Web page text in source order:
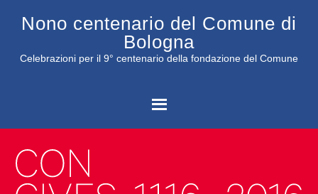
Nono centenario del Comune di
Bologna
Celebrazioni per il 9° centenario della fondazione del Comune